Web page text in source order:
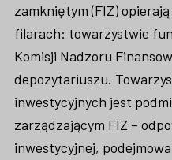
zamkniętym (FIZ)
filarach: towarzystwie
Komisji Nadzoru
depozytariuszu.
inwestycyjnych jest
zarządzającym FIZ –
inwestycyjnej,